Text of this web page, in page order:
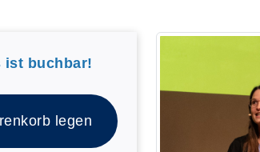
ist buchbar!
legen